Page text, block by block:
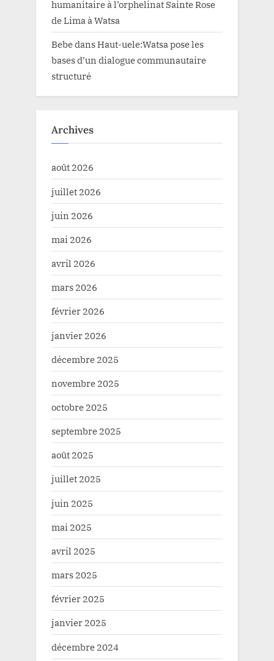
humanitaire à l’orphelinat Sainte Rose
de Lima à Watsa
BebedansHaut-uele:Watsa pose les
bases d’un dialogue communautaire
structuré
Archives
août 2026
juillet 2026
juin 2026
mai 2026
avril 2026
mars 2026
février 2026
janvier 2026
décembre 2025
novembre 2025
octobre 2025
septembre 2025
août 2025
juillet 2025
juin 2025
mai 2025
avril 2025
mars 2025
février 2025
janvier 2025
décembre 2024